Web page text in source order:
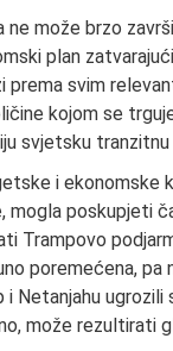
može brzo
plan
svim
kojom se
svjetsku
i ekonomske
poskupjeti
Trampovo
poremećena, pa
Netanjahu
može rezultirati